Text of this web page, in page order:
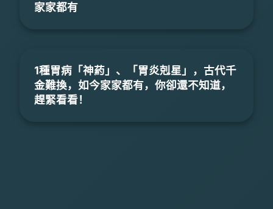
家家都有
1種胃病「神葯」、「胃炎剋星」，古代千
金難換，如今家家都有，你卻還不知道，
趕緊看看！